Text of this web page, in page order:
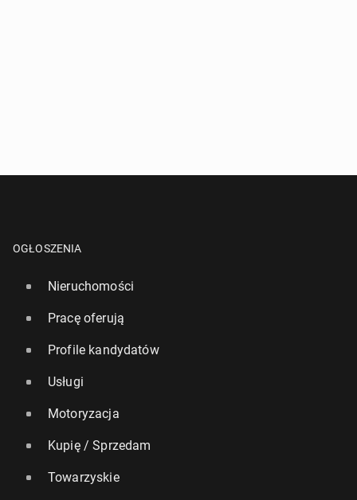
OGŁOSZENIA
Nieruchomości
Pracę oferują
Profile kandydatów
Usługi
Motoryzacja
Kupię / Sprzedam
Towarzyskie